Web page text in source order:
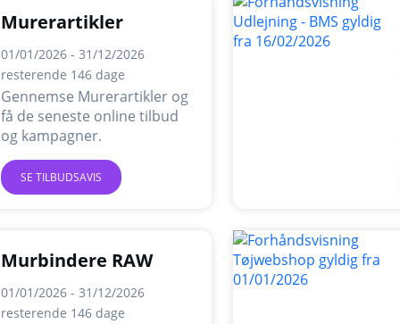
Murerartikler
01/01/2026 - 31/12/2026
resterende 146 dage
Gennemse Murerartikler og
få de seneste online tilbud
og kampagner.
SE TILBUDSAVIS
Murbindere RAW
01/01/2026 - 31/12/2026
resterende 146 dage